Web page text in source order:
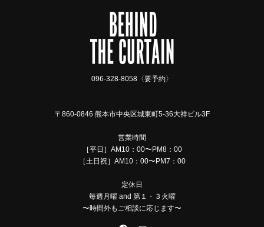
096-328-8058〈要予約〉
〒860-0846 熊本市中央区城東町5-36大祥ビル3F
営業時間
［平日］AM10：00〜PM8：00
［土日祝］AM10：00〜PM7：00
定休日
毎週月曜 and 第１・３火曜
〜時間外もご相談に応じます〜